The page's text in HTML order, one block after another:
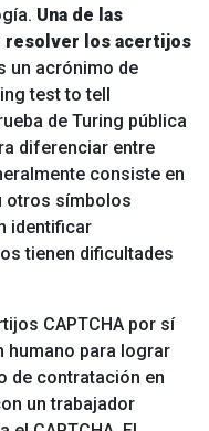
Una de las
resolver los acertijos
un acrónimo de
test to tell
de Turing pública
diferenciar entre
consiste en
otros símbolos
identificar
tienen dificultades
CAPTCHA por sí
humano para lograr
de contratación en
un trabajador